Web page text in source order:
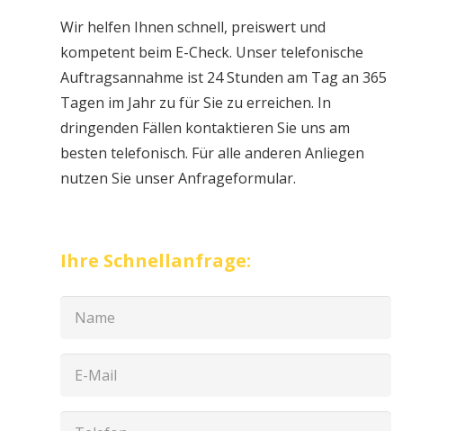
Wir helfen Ihnen schnell, preiswert und
kompetent beim E-Check. Unser telefonische
Auftragsannahme ist 24 Stunden am Tag an 365
Tagen im Jahr zu für Sie zu erreichen. In
dringenden Fällen kontaktieren Sie uns am
besten telefonisch. Für alle anderen Anliegen
nutzen Sie unser Anfrageformular.
Ihre Schnellanfrage: